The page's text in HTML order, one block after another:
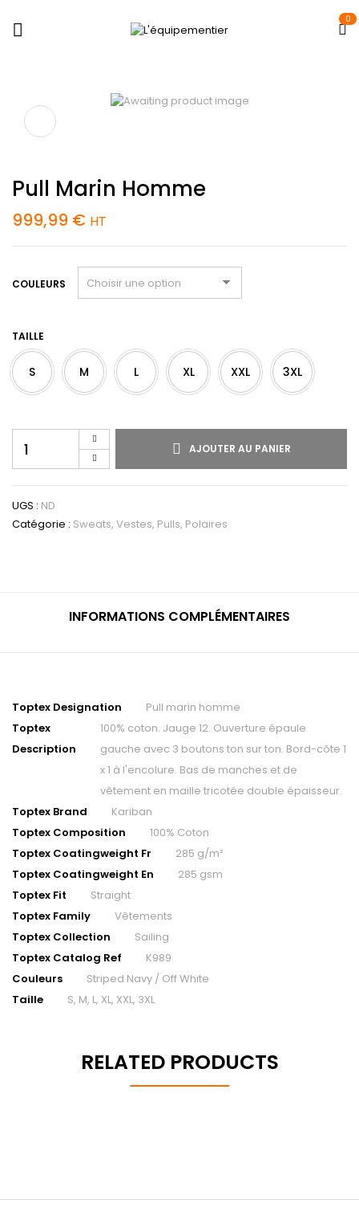
0
Pull Marin Homme
999,99 € HT
COULEURS
TAILLE
S M L XL XXL 3XL
AJOUTER AU PANIER
UGS : ND
Catégorie : Sweats, Vestes, Pulls, Polaires
INFORMATIONS COMPLÉMENTAIRES
Toptex Designation
Pull marin homme
Toptex
Description
100% coton. Jauge 12. Ouverture épaule
gauche avec 3 boutons ton sur ton. Bord-côte 1
x 1 à l'encolure. Bas de manches et de
vêtement en maille tricotée double épaisseur.
Toptex Brand
Kariban
Toptex Composition
100% Coton
Toptex Coatingweight Fr
285 g/m²
Toptex Coatingweight En
285 gsm
Toptex Fit
Straight
Toptex Family
Vêtements
Toptex Collection
Sailing
Toptex Catalog Ref
K989
Couleurs
Striped Navy / Off White
Taille
S, M, L, XL, XXL, 3XL
RELATED PRODUCTS